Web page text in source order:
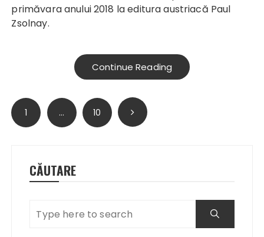
primăvara anului 2018 la editura austriacă Paul
Zsolnay.
Continue Reading
Paginație
articole
1 … 10
CĂUTARE